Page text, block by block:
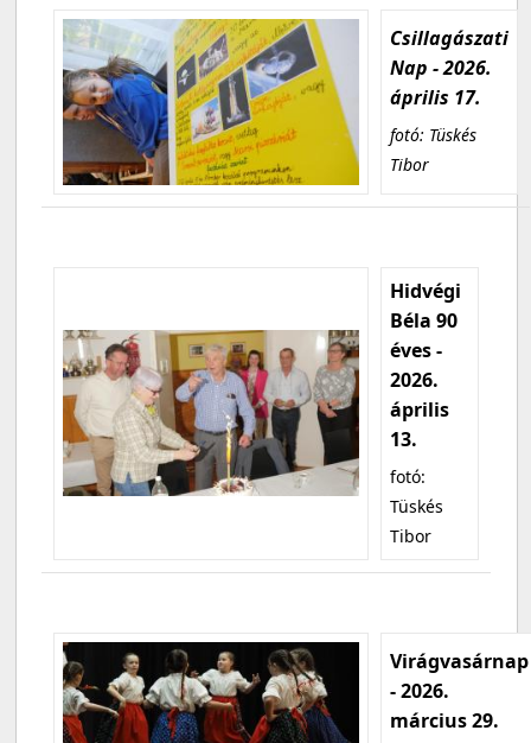
Csillagászati
Nap - 2026.
április 17.
fotó: Tüskés
Tibor
Hidvégi
Béla 90
éves -
2026.
április
13.
fotó:
Tüskés
Tibor
Virágvasárnap
- 2026.
március 29.